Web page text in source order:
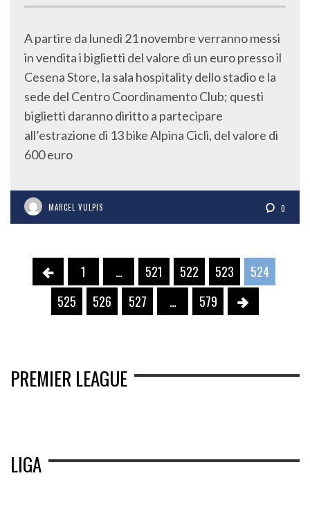
A partire da lunedì 21 novembre verranno messi
in vendita i biglietti del valore di un euro presso il
Cesena Store, la sala hospitality dello stadio e la
sede del Centro Coordinamento Club; questi
biglietti daranno diritto a partecipare
all’estrazione di 13 bike Alpina Cicli, del valore di
600 euro
MARCEL VULPIS 0
1 … 521 522 523
524
525
526 527 … 579
PREMIER LEAGUE
LIGA